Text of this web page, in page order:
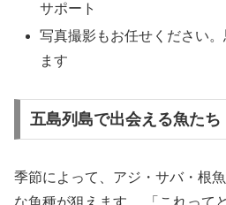
サポート
写真撮影もお任せください
ます
五島列島で出会える魚たち
季節によって、アジ・サバ・根
な魚種が狙えます。 「これって